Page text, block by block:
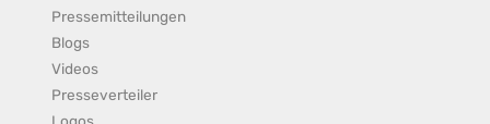
Pressemitteilungen
Blogs
Videos
Presseverteiler